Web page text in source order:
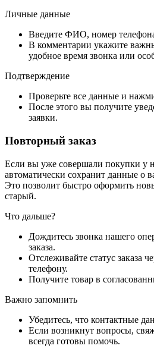
Личные данные
Введите ФИО, номер
В комментарии укажите
удобное время звонка или
Подтверждение
Проверьте все данные и
После этого вы получите
заявки.
Повторный заказ
Если вы уже совершали покупки у
автоматически сохранит данные о
Это позволит быстро оформить
старый.
Что дальше?
Дождитесь звонка нашего
заказа.
Отслеживайте статус заказа
телефону.
Получите товар в
Важно запомнить
Убедитесь, что контактные
Если возникнут вопросы,
всегда готовы помочь.